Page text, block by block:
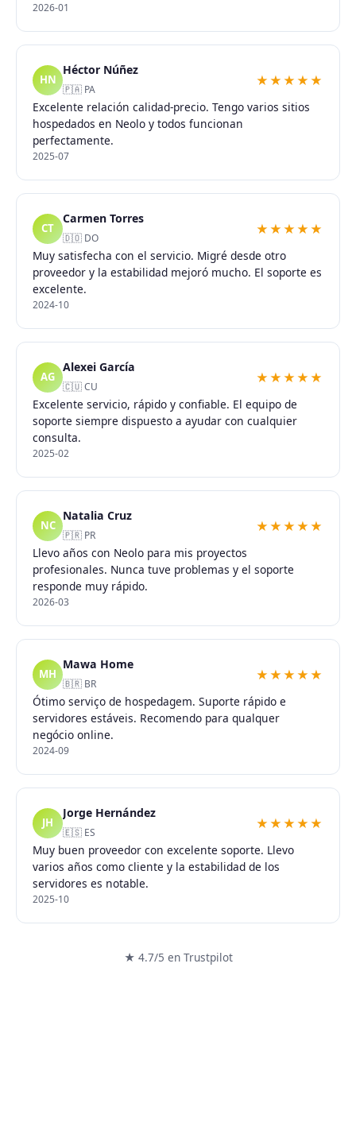
2026-01
HN
Héctor Núñez
🇵🇦 PA
★★★★★
Excelente relación calidad-precio. Tengo varios sitios
hospedados en Neolo y todos funcionan
perfectamente.
2025-07
CT
Carmen Torres
🇩🇴 DO
★★★★★
Muy satisfecha con el servicio. Migré desde otro
proveedor y la estabilidad mejoró mucho. El soporte es
excelente.
2024-10
AG
Alexei García
🇨🇺 CU
★★★★★
Excelente servicio, rápido y confiable. El equipo de
soporte siempre dispuesto a ayudar con cualquier
consulta.
2025-02
NC
Natalia Cruz
🇵🇷 PR
★★★★★
Llevo años con Neolo para mis proyectos
profesionales. Nunca tuve problemas y el soporte
responde muy rápido.
2026-03
MH
Mawa Home
🇧🇷 BR
★★★★★
Ótimo serviço de hospedagem. Suporte rápido e
servidores estáveis. Recomendo para qualquer
negócio online.
2024-09
JH
Jorge Hernández
🇪🇸 ES
★★★★★
Muy buen proveedor con excelente soporte. Llevo
varios años como cliente y la estabilidad de los
servidores es notable.
2025-10
★ 4.7/5 en Trustpilot